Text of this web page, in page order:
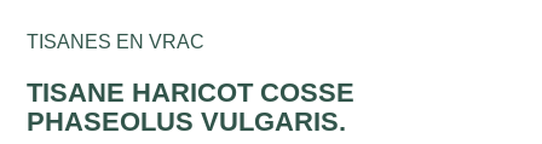
TISANES EN VRAC
TISANE HARICOT COSSE
PHASEOLUS VULGARIS.